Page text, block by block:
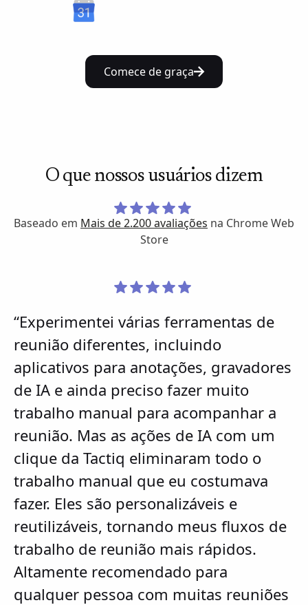
Comece de graça
O que nossos usuários dizem
Baseado em Mais de 2.200 avaliações na Chrome Web
Store
“Experimentei várias ferramentas de
reunião diferentes, incluindo
aplicativos para anotações, gravadores
de IA e ainda preciso fazer muito
trabalho manual para acompanhar a
reunião. Mas as ações de IA com um
clique da Tactiq eliminaram todo o
trabalho manual que eu costumava
fazer. Eles são personalizáveis e
reutilizáveis, tornando meus fluxos de
trabalho de reunião mais rápidos.
Altamente recomendado para
qualquer pessoa com muitas reuniões